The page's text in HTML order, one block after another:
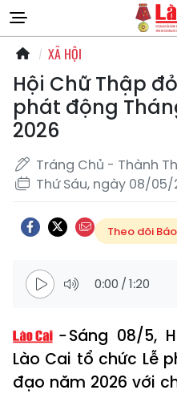
XÃ HỘI
Hội Chữ Thập
phát động
2026
Tráng Chủ - Thành
Thứ Sáu, ngày 08/
Theo dõi
0:00 /1:20
Sáng 08/5,
Lào Cai tổ chức Lễ
đạo năm 2026 với